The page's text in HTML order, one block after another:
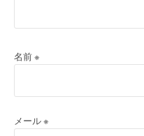
名前 ※
メール ※